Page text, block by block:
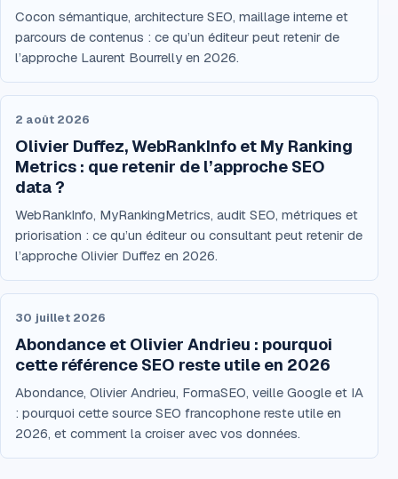
Cocon sémantique, architecture SEO, maillage interne et
parcours de contenus : ce qu’un éditeur peut retenir de
l’approche Laurent Bourrelly en 2026.
2 août 2026
Olivier Duffez, WebRankInfo et My Ranking
Metrics : que retenir de l’approche SEO
data ?
WebRankInfo, MyRankingMetrics, audit SEO, métriques et
priorisation : ce qu’un éditeur ou consultant peut retenir de
l’approche Olivier Duffez en 2026.
30 juillet 2026
Abondance et Olivier Andrieu : pourquoi
cette référence SEO reste utile en 2026
Abondance, Olivier Andrieu, FormaSEO, veille Google et IA
: pourquoi cette source SEO francophone reste utile en
2026, et comment la croiser avec vos données.